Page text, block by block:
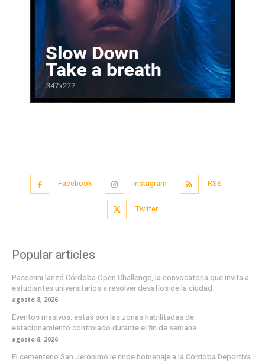
Facebook Instagram RSS
Twitter
Popular articles
Passerini lanzó Córdoba Open Challenge, la convocatoria que invita a
estudiantes universitarios a resolver desafíos de la ciudad
agosto 8, 2026
Eventos masivos: estas son las zonas habilitadas de
estacionamiento controlado durante el fin de semana
agosto 8, 2026
El cementerio San Jerónimo le rinde homenaje a la Córdoba Deportiva